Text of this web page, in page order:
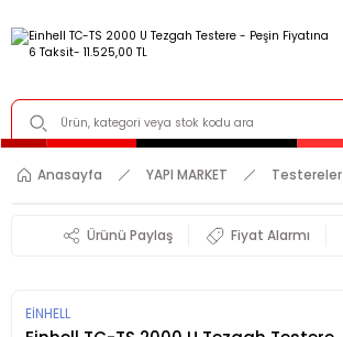
Anasayfa YAPI MARKET Testereler
Ürünü Paylaş Fiyat Alarmı
EİNHELL